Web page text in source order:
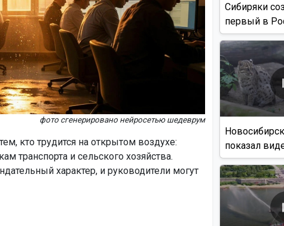
фото сгенерировано нейросетью шедеврум
кто трудится на открытом воздухе:
транспорта и сельского хозяйства.
характер, и руководители могут
Сибиряки
первый в
с
показал